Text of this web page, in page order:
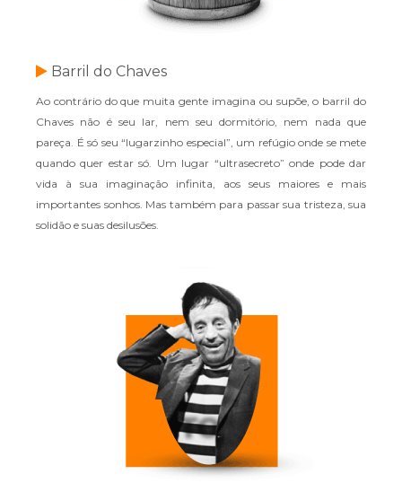
Barril do Chaves
Ao contrário do que muita gente imagina ou supõe, o barril do
Chaves não é seu lar, nem seu dormitório, nem nada que
pareça. É só seu “lugarzinho especial”, um refúgio onde se mete
quando quer estar só. Um lugar “ultrasecreto” onde pode dar
vida à sua imaginação infinita, aos seus maiores e mais
importantes sonhos. Mas também para passar sua tristeza, sua
solidão e suas desilusões.